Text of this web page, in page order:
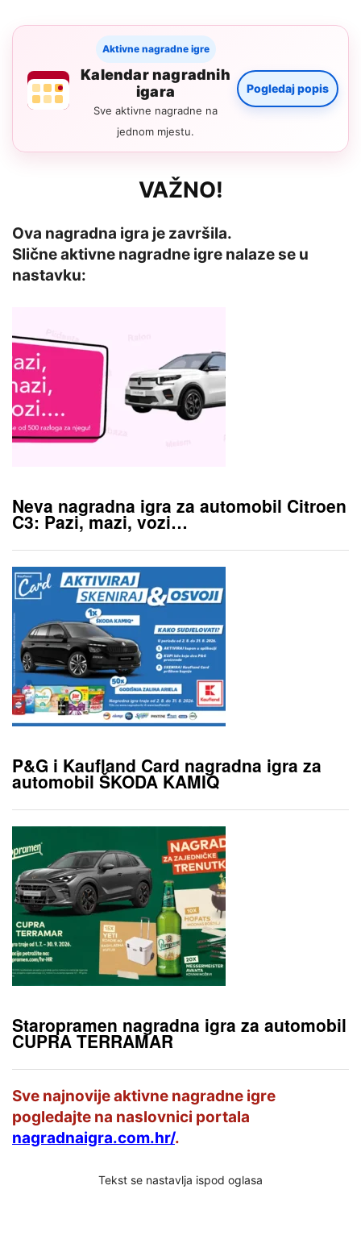
Aktivne nagradne igre
Kalendar nagradnih
igara
Sve aktivne nagradne na
jednom mjestu.
Pogledaj popis
VAŽNO!
Ova nagradna igra je završila.
Slične aktivne nagradne igre nalaze se u
nastavku:
Neva nagradna igra za automobil Citroen
C3: Pazi, mazi, vozi…
P&G i Kaufland Card nagradna igra za
automobil ŠKODA KAMIQ
Staropramen nagradna igra za automobil
CUPRA TERRAMAR
Sve najnovije aktivne nagradne igre
pogledajte na naslovnici portala
nagradnaigra.com.hr/.
Tekst se nastavlja ispod oglasa